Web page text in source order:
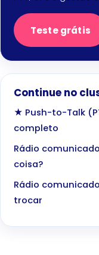
Teste grátis
Continue no
★ Push-to-Talk
completo
Rádio
coisa?
Rádio
trocar